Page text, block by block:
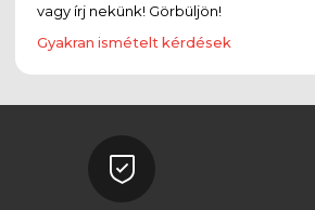
vagy írj nekünk! Görbüljön!
Gyakran ismételt kérdések